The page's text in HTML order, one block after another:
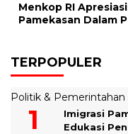
Menkop RI
Pamekasan Dalam
TERPOPULER
Politik & Pemerintahan
Imigrasi
Edukasi